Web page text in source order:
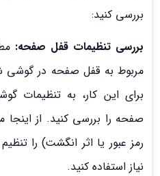
بررسی کنید:
بررسی تنظیمات قفل صفحه:
مربوط به قفل صفحه در
برای این کار، به تنظیمات
صفحه را بررسی کنید. از اینجا
رمز عبور یا اثر انگشت) را
نیاز استفاده کنید.